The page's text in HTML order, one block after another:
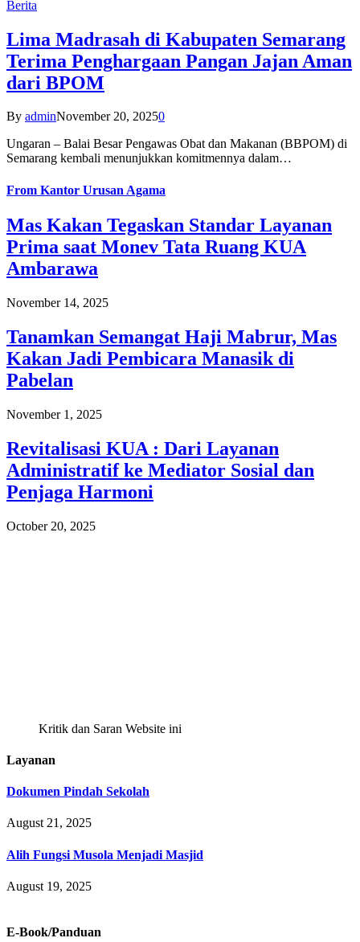
Berita
Lima Madrasah di Kabupaten Semarang
Terima Penghargaan Pangan Jajan Aman
dari BPOM
By adminNovember 20, 20250
Ungaran – Balai Besar Pengawas Obat dan Makanan (BBPOM) di
Semarang kembali menunjukkan komitmennya dalam…
From Kantor Urusan Agama
Mas Kakan Tegaskan Standar Layanan
Prima saat Monev Tata Ruang KUA
Ambarawa
November 14, 2025
Tanamkan Semangat Haji Mabrur, Mas
Kakan Jadi Pembicara Manasik di
Pabelan
November 1, 2025
Revitalisasi KUA : Dari Layanan
Administratif ke Mediator Sosial dan
Penjaga Harmoni
October 20, 2025
Kritik dan Saran Website ini
Layanan
Dokumen Pindah Sekolah
August 21, 2025
Alih Fungsi Musola Menjadi Masjid
August 19, 2025
E-Book/Panduan